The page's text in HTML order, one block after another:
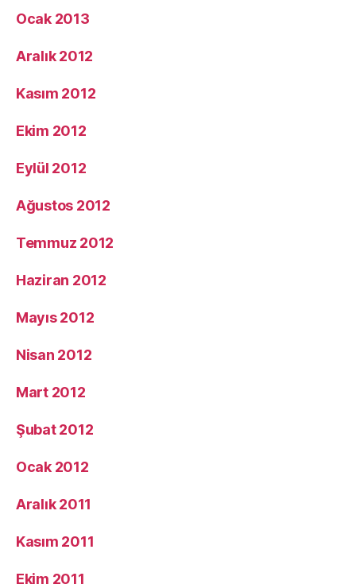
Ocak 2013
Aralık 2012
Kasım 2012
Ekim 2012
Eylül 2012
Ağustos 2012
Temmuz 2012
Haziran 2012
Mayıs 2012
Nisan 2012
Mart 2012
Şubat 2012
Ocak 2012
Aralık 2011
Kasım 2011
Ekim 2011